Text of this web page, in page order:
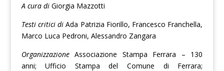
A cura di Giorgia Mazzotti
Testi critici diAda Patrizia Fiorillo, Francesco Franchella,
Marco Luca Pedroni, Alessandro Zangara
OrganizzazioneAssociazione Stampa Ferrara – 130
anni; Ufficio Stampa del Comune di Ferrara;